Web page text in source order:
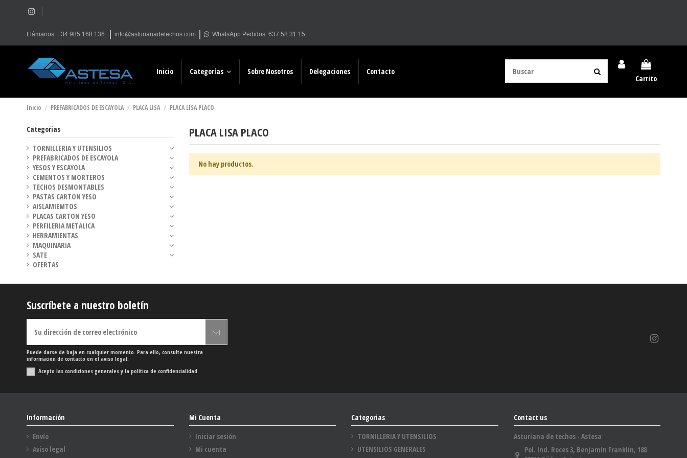
Llámanos: +34 985 168 136 info@asturianadetechos.com . WhatsApp Pedidos: 637 58 31 15
Inicio Categorías Sobre Nosotros Delegaciones Contacto
Carrito
Inicio PREFABRICADOS DE ESCAYOLA PLACA LISA PLACA LISA PLACO
PLACA LISA PLACO
No hay productos.
Categorias
TORNILLERIA Y UTENSILIOS
PREFABRICADOS DE ESCAYOLA
YESOS Y ESCAYOLA
CEMENTOS Y MORTEROS
TECHOS DESMONTABLES
PASTAS CARTON YESO
AISLAMIEMTOS
PLACAS CARTON YESO
PERFILERIA METALICA
HERRAMIENTAS
MAQUINARIA
SATE
OFERTAS
Suscríbete a nuestro boletín
Puede darse de baja en cualquier momento. Para ello, consulte nuestra
información de contacto en el aviso legal.
Acepto las condiciones generales y la política de confidencialidad
Información
Envío
Aviso legal
Mi Cuenta
Iniciar sesión
Mi cuenta
Categorias
TORNILLERIA Y UTENSILIOS
UTENSILIOS GENERALES
Contact us
Asturiana de techos - Astesa
Pol. Ind. Roces 3, Benjamín Franklin, 188